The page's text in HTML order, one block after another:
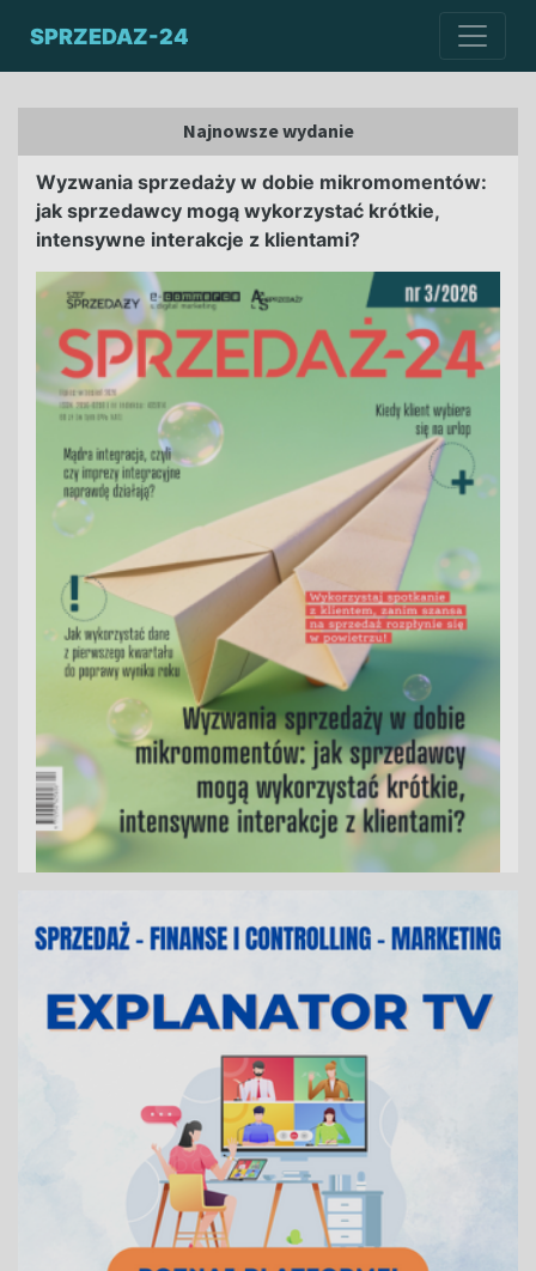
SPRZEDAZ-24
Najnowsze wydanie
Wyzwania sprzedaży w dobie mikromomentów:
jak sprzedawcy mogą wykorzystać krótkie,
intensywne interakcje z klientami?